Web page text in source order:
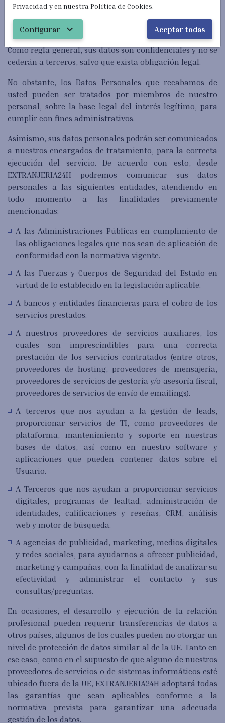
¿A qué destinatarios se
comunicarán sus datos?
Como regla general, sus datos son confidenciales y no se
cederán a terceros, salvo que exista obligación legal.
No obstante, los Datos Personales que recabamos de
usted pueden ser tratados por miembros de nuestro
personal, sobre la base legal del interés legítimo, para
cumplir con fines administrativos.
Asimismo, sus datos personales podrán ser comunicados
a nuestros encargados de tratamiento, para la correcta
ejecución del servicio. De acuerdo con esto, desde
EXTRANJERIA24H podremos comunicar sus datos
personales a las siguientes entidades, atendiendo en
todo momento a las finalidades previamente
mencionadas:
A las Administraciones Públicas en cumplimiento de
las obligaciones legales que nos sean de aplicación de
conformidad con la normativa vigente.
A las Fuerzas y Cuerpos de Seguridad del Estado en
virtud de lo establecido en la legislación aplicable.
A bancos y entidades financieras para el cobro de los
servicios prestados.
A nuestros proveedores de servicios auxiliares, los
cuales son imprescindibles para una correcta
prestación de los servicios contratados (entre otros,
proveedores de hosting, proveedores de mensajería,
proveedores de servicios de gestoría y/o asesoría fiscal,
proveedores de servicios de envío de emailings).
A terceros que nos ayudan a la gestión de leads,
proporcionar servicios de TI, como proveedores de
plataforma, mantenimiento y soporte en nuestras
bases de datos, así como en nuestro software y
aplicaciones que pueden contener datos sobre el
Usuario.
A Terceros que nos ayudan a proporcionar servicios
digitales, programas de lealtad, administración de
identidades, calificaciones y reseñas, CRM, análisis
web y motor de búsqueda.
A agencias de publicidad, marketing, medios digitales
y redes sociales, para ayudarnos a ofrecer publicidad,
marketing y campañas, con la finalidad de analizar su
efectividad y administrar el contacto y sus
consultas/preguntas.
En ocasiones, el desarrollo y ejecución de la relación
profesional pueden requerir transferencias de datos a
otros países, algunos de los cuales pueden no otorgar un
nivel de protección de datos similar al de la UE. Tanto en
ese caso, como en el supuesto de que alguno de nuestros
proveedores de servicios o de sistemas informáticos esté
ubicado fuera de la UE, EXTRANJERIA24H adoptará todas
las garantías que sean aplicables conforme a la
normativa prevista para garantizar una adecuada
gestión de los datos.
Privacidad y en nuestra Política de Cookies.
Configurar expand_more Aceptar todas